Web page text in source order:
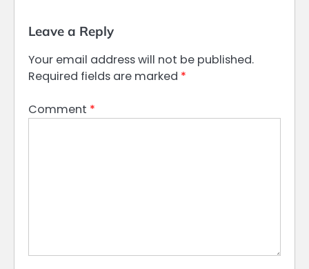
Leave a Reply
Your email address will not be published.
Required fields are marked *
Comment *